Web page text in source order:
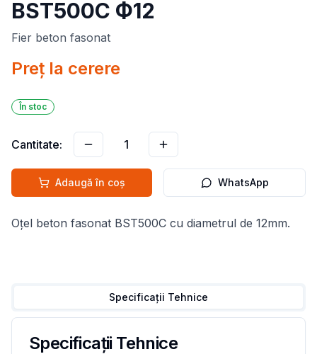
BST500C Ф12
Fier beton fasonat
Preț la cerere
În stoc
Cantitate: 1
Adaugă în coș WhatsApp
Oțel beton fasonat BST500C cu diametrul de 12mm.
Specificații Tehnice
Specificații Tehnice